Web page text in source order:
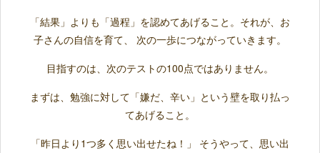
「結果」よりも「過程」を認めてあげること。それが、お
子さんの自信を育て、 次の一歩につながっていきます。
目指すのは、次のテストの100点ではありません。
まずは、勉強に対して「嫌だ、辛い」という壁を取り払っ
てあげること。
「昨日より1つ多く思い出せたね！」 そうやって、思い出